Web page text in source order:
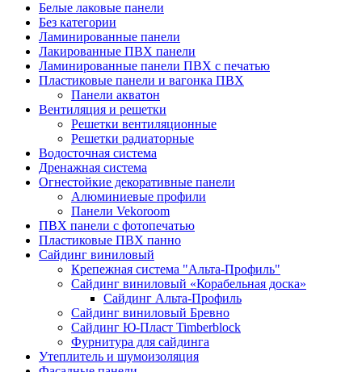
Белые лаковые панели
Без категории
Ламинированные панели
Лакированные ПВХ панели
Ламинированные панели ПВХ с печатью
Пластиковые панели и вагонка ПВХ
Панели акватон
Вентиляция и решетки
Решетки вентиляционные
Решетки радиаторные
Водосточная система
Дренажная система
Огнестойкие декоративные панели
Алюминиевые профили
Панели Vekoroom
ПВХ панели с фотопечатью
Пластиковые ПВХ панно
Сайдинг виниловый
Крепежная система "Альта-Профиль"
Сайдинг виниловый «Корабельная доска»
Сайдинг Альта-Профиль
Сайдинг виниловый Бревно
Сайдинг Ю-Пласт Timberblock
Фурнитура для сайдинга
Утеплитель и шумоизоляция